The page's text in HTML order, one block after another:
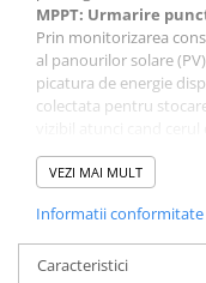
MPPT: Urmarire
Prin monitorizarea
al panourilor solare
picatura de energie
colectata pentru
se schimba constant.
Monitorizare si
ale incarcatorului dvs.
asocierea acesteia cu
prin VictronConnect.
VEZI MAI MULT
Informatii
Caracteristici